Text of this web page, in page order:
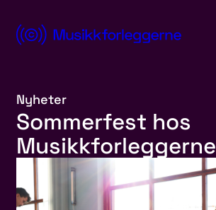
innhold
Norsk
Nyheter
Sommerfest hos
Musikkforleggerne